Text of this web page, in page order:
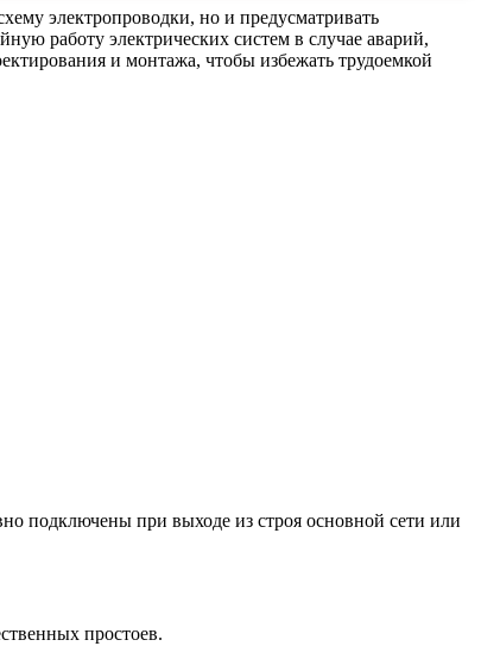
электропроводки, но и предусматривать
работу электрических систем в случае аварий,
и монтажа, чтобы избежать трудоемкой
подключены при выходе из строя основной сети или
простоев.